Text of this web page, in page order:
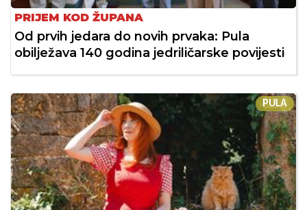
PRIJEM KOD ŽUPANA
Od prvih jedara do novih prvaka: Pula
obilježava 140 godina jedriličarske povijesti
PULA